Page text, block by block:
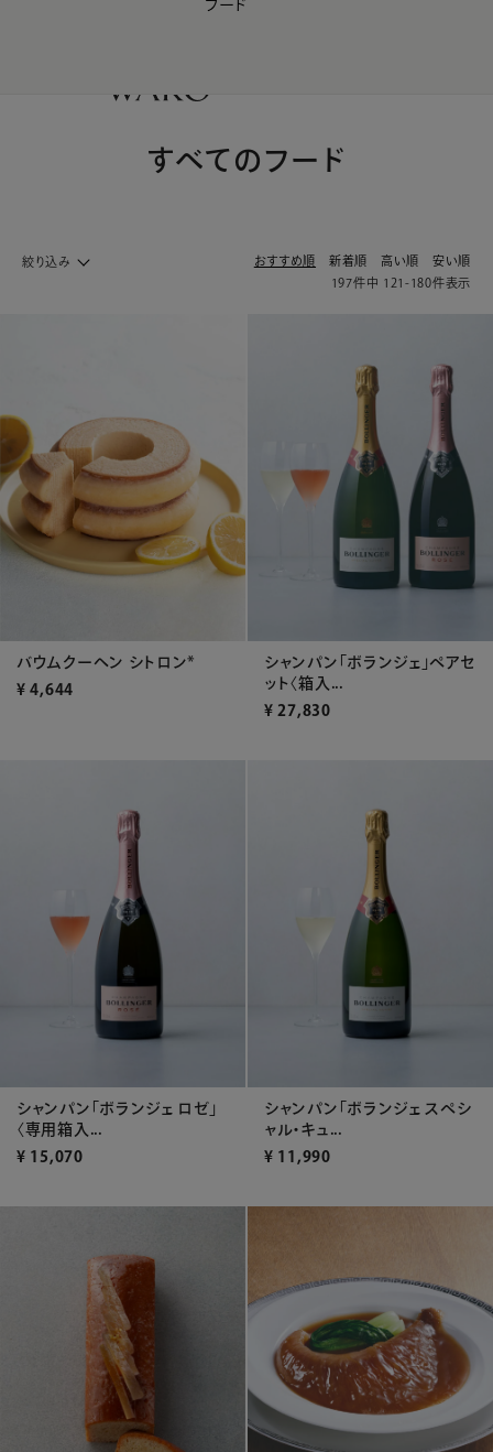
【会員様限定】夏のプレゼントキャンペーン開催中
フード
すべてのフード
おすすめ順 新着順 高い順
安い順
197件中 121-180件表示
絞り込み
バウムクーヘン シトロン*
¥ 4,644
シャンパン「ボランジェ」ペアセ
ット〈箱入...
¥ 27,830
シャンパン「ボランジェ ロゼ」
〈専用箱入...
¥ 15,070
シャンパン「ボランジェ スペシ
ャル・キュ...
¥ 11,990